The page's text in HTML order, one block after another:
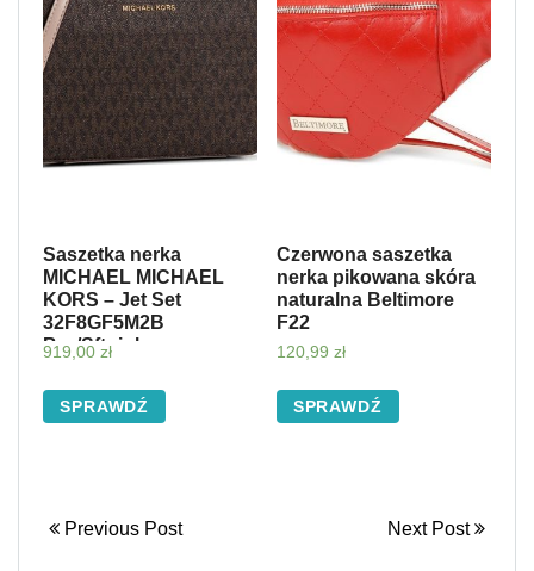
Saszetka nerka
MICHAEL MICHAEL
KORS – Jet Set
32F8GF5M2B
Brn/Sftpink
919,00 zł
SPRAWDŹ
Czerwona saszetka
nerka pikowana skóra
naturalna Beltimore
F22
120,99 zł
SPRAWDŹ
Previous Post Next Post